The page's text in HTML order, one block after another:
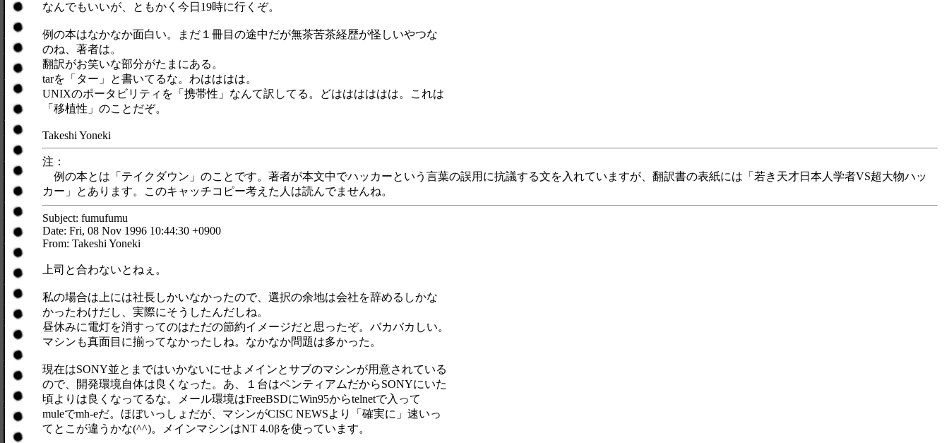
なんでもいいが、ともかく今日19時に行くぞ。
例の本はなかなか面白い。まだ１冊目の途中だが無茶苦茶経歴が怪しいやつな
のね、著者は。
翻訳がお笑いな部分がたまにある。
tarを「ター」と書いてるな。わはははは。
UNIXのポータビリティを「携帯性」なんて訳してる。どはははははは。これは
「移植性」のことだぞ。
Takeshi Yoneki
注：
例の本とは「テイクダウン」のことです。著者が本文中でハッカーという言葉の誤用に抗議する文を入れていますが、翻訳書の表紙には「若き天才日本人学者VS超大物ハッ
カー」とあります。このキャッチコピー考えた人は読んでませんね。
Subject: fumufumu
Date: Fri, 08 Nov 1996 10:44:30 +0900
From: Takeshi Yoneki
上司と合わないとねぇ。
私の場合は上には社長しかいなかったので、選択の余地は会社を辞めるしかな
かったわけだし、実際にそうしたんだしね。
昼休みに電灯を消すってのはただの節約イメージだと思ったぞ。バカバカしい。
マシンも真面目に揃ってなかったしね。なかなか問題は多かった。
現在はSONY並とまではいかないにせよメインとサブのマシンが用意されている
ので、開発環境自体は良くなった。あ、１台はペンティアムだからSONYにいた
頃よりは良くなってるな。メール環境はFreeBSDにWin95からtelnetで入って
muleでmh-eだ。ほぼいっしょだが、マシンがCISC NEWSより「確実に」速いっ
てとこが違うかな(^^)。メインマシンはNT 4.0βを使っています。